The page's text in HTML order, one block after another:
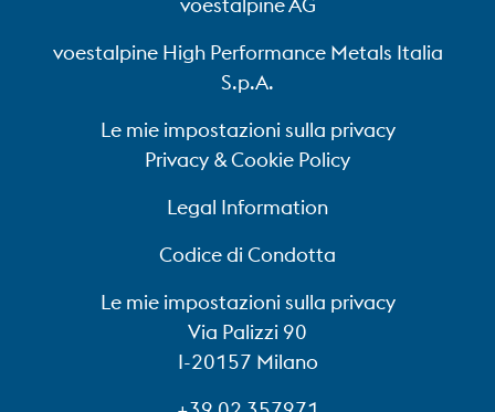
voestalpine High Performance Metals Italia
S.p.A.
Le mie impostazioni sulla privacy
Privacy & Cookie Policy
Legal Information
Codice di Condotta
Le mie impostazioni sulla privacy
Via Palizzi 90
I-20157 Milano